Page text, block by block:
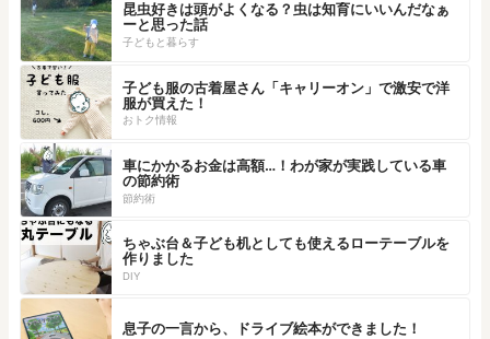
昆虫好きは頭がよくなる？虫は知育にいいんだなぁ
ーと思った話
子どもと暮らす
子ども服の古着屋さん「キャリーオン」で激安で洋
服が買えた！
おトク情報
車にかかるお金は高額…！わが家が実践している車
の節約術
節約術
ちゃぶ台＆子ども机としても使えるローテーブルを
作りました
DIY
息子の一言から、ドライブ絵本ができました！